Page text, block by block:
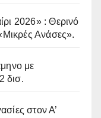
2026» : Θερινό
Ανάσες».
με
δισ.
στον Α’